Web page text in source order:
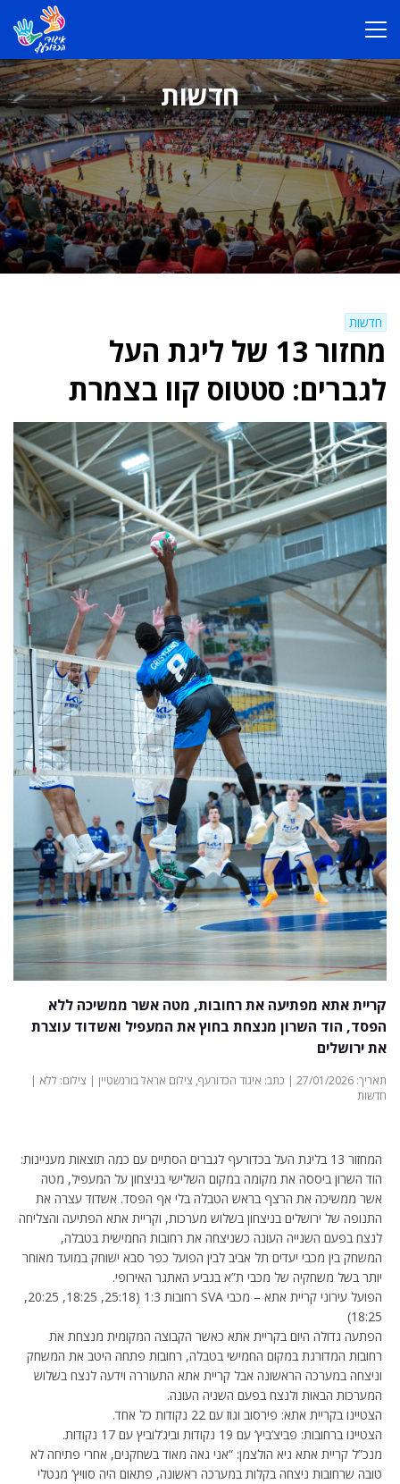
חדשות
חדשות
מחזור 13 של ליגת העל
לגברים: סטטוס קוו בצמרת
קריית אתא מפתיעה את רחובות, מטה אשר ממשיכה ללא
הפסד, הוד השרון מנצחת בחוץ את המעפיל ואשדוד עוצרת
את ירושלים
תאריך: 27/01/2026 | כתב: איגוד הכדורעף, צילום אראל בורנשטיין | צילום: ללא |
חדשות
המחזור 13 בליגת העל בכדורעף לגברים הסתיים עם כמה תוצאות מעניינות:
הוד השרון ביססה את מקומה במקום השלישי בניצחון על המעפיל, מטה
אשר ממשיכה את הרצף בראש הטבלה בלי אף הפסד. אשדוד עצרה את
התנופה של ירושלים בניצחון בשלוש מערכות, וקריית אתא הפתיעה והצליחה
לנצח בפעם השנייה העונה כשניצחה את רחובות החמישית בטבלה,
המשחק בין מכבי יעדים תל אביב לבין הפועל כפר סבא ישוחק במועד מאוחר
יותר בשל משחקיה של מכבי ת”א בגביע האתגר האירופי.
הפועל עירוני קריית אתא – מכבי SVA רחובות 1:3 (25:18, 18:25, 20:25,
18:25)
הפתעה גדולה היום בקריית אתא כאשר הקבוצה המקומית מנצחת את
רחובות המדורגת במקום החמישי בטבלה, רחובות פתחה היטב את המשחק
וניצחה במערכה הראשונה אבל קריית אתא התעוררה וידעה לנצח בשלוש
המערכות הבאות ולנצח בפעם השניה העונה.
הצטיינו בקריית אתא: פירסוב וגוז עם 22 נקודות כל אחד.
הצטיינו ברחובות: פביצ’ביץ’ עם 19 נקודות וביג’לוביץ עם 17 נקודות.
מנכ”ל קריית אתא גיא הולצמן: “אני גאה מאוד בשחקנים, אחרי פתיחה לא
טובה שרחובות ניצחה בקלות במערכה ראשונה, פתאום היה סוויץ’ מנטלי